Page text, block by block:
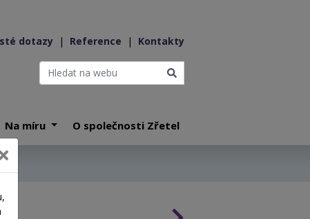
dotazy | Reference | Kontakty
Na míru O společnosti Zřetel